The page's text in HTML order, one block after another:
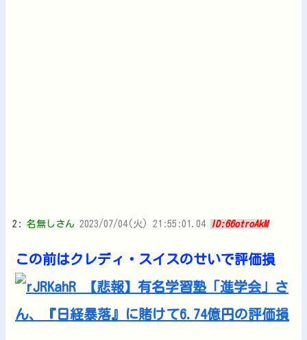
2: 名無しさん 2023/07/04(火) 21:55:01.04 ID:66otroAkM
この前はクレディ・スイスのせいで評価損